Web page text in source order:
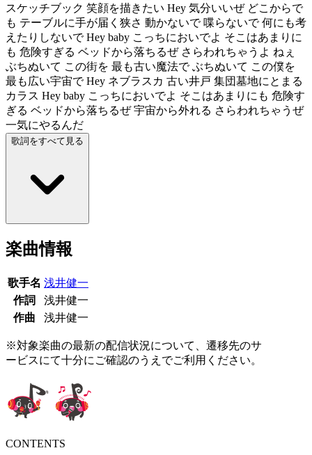
スケッチブック 笑顔を描きたい Hey 気分いいぜ どこからで
も テーブルに手が届く狭さ 動かないで 喋らないで 何にも考
えたりしないで Hey baby こっちにおいでよ そこはあまりに
も 危険すぎる ベッドから落ちるぜ さらわれちゃうよ ねぇ
ぶちぬいて この街を 最も古い魔法で ぶちぬいて この僕を
最も広い宇宙で Hey ネブラスカ 古い井戸 集団墓地にとまる
カラス Hey baby こっちにおいでよ そこはあまりにも 危険す
ぎる ベッドから落ちるぜ 宇宙から外れる さらわれちゃうぜ
一気にやるんだ
歌詞をすべて見る
楽曲情報
歌手名 浅井健一
作詞
浅井健一
作曲
浅井健一
※対象楽曲の最新の配信状況について、遷移先のサ
ービスにて十分にご確認のうえでご利用ください。
CONTENTS